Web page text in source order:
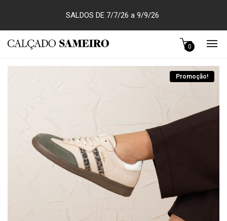
SALDOS DE 7/7/26 a 9/9/26
0
Promoção!